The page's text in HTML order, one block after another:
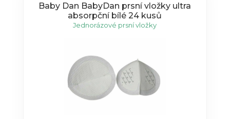
Baby Dan BabyDan prsní vložky ultra
absorpční bílé 24 kusů
Jednorázové prsní vložky